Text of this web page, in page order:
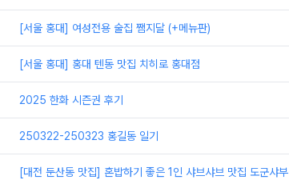
[서울 홍대] 여성전용 술집 쨈지달 (+메뉴판)
[서울 홍대] 홍대 텐동 맛집 치히로 홍대점
2025 한화 시즌권 후기
250322-250323 홍길동 일기
[대전 둔산동 맛집] 혼밥하기 좋은 1인 샤브샤브 맛집 도군샤부